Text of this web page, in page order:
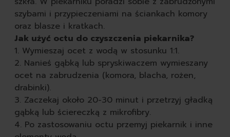
szybami i przypieczeniami na ściankach komory
oraz blasze i kratkach.
Jak użyć octu do czyszczenia piekarnika?
1. Wymieszaj ocet z wodą w stosunku 1:1.
2. Nanieś gąbką lub spryskiwaczem wymieszany
ocet na zabrudzenia (komora, blacha, rożen,
drabinki).
3. Zaczekaj około 20-30 minut i przetrzyj gładką
gąbką lub ściereczką z mikrofibry.
4. Po zastosowaniu octu przemyj piekarnik i inne